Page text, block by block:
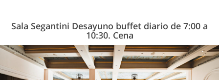
Sala Segantini Desayuno buffet diario de 7:00 a
10:30. Cena